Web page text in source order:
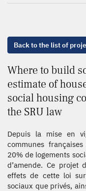
Back to the list of
Where to build
estimate of
social housing
the SRU law
Depuis la mise en
communes
20% de logements
d’amende. Ce projet
effets de cette loi
sociaux que privés,